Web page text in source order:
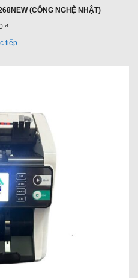
(CÔNG NGHỆ NHẬT)
₫
tiếp